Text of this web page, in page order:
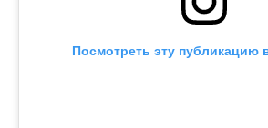
Посмотреть эту публикацию